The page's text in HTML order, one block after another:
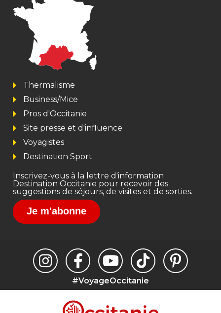
Thermalisme
Business/Mice
Pros d'Occitanie
Site presse et d'influence
Voyagistes
Destination Sport
Inscrivez-vous à la lettre d'information
Destination Occitanie pour recevoir des
suggestions de séjours, de visites et de sorties.
Je m'abonne
#VoyageOccitanie